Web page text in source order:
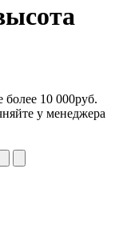
более 10 000руб.
у менеджера